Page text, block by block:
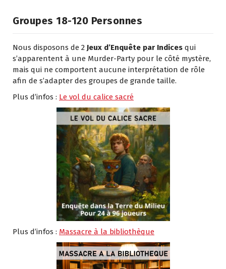
Groupes 18-120 Personnes
Nous disposons de 2 Jeux d’Enquête par Indices qui
s’apparentent à une Murder-Party pour le côté mystère,
mais qui ne comportent aucune interprétation de rôle
afin de s’adapter des groupes de grande taille.
Plus d’infos : Le vol du calice sacré
Plus d’infos : Massacre à la bibliothèque